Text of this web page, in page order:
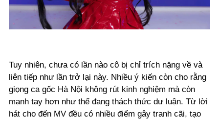
Tuy nhiên, chưa có lần nào cô bị chỉ trích nặng về và
liên tiếp như lần trở lại này. Nhiều ý kiến còn cho rằng
giọng ca gốc Hà Nội không rút kinh nghiệm mà còn
mạnh tay hơn như thể đang thách thức dư luận. Từ lời
hát cho đến MV đều có nhiều điểm gây tranh cãi, tạo